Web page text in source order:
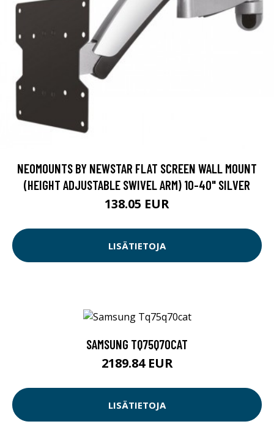
NEOMOUNTS BY NEWSTAR FLAT SCREEN WALL MOUNT
(HEIGHT ADJUSTABLE SWIVEL ARM) 10-40" SILVER
138.05 EUR
LISÄTIETOJA
SAMSUNG TQ75Q70CAT
2189.84 EUR
LISÄTIETOJA